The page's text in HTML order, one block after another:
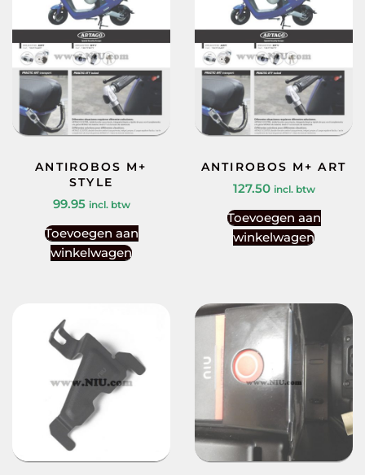
ANTIROBOS M+
STYLE
99.95 incl. btw
Toevoegen aan
winkelwagen
ANTIROBOS M+ ART
127.50 incl. btw
Toevoegen aan
winkelwagen